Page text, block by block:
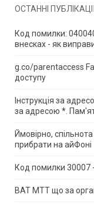
ОСТАННІ ПУБЛІКАЦІЇ
Код помилки:
внесках - як
g.co/parentaccess
доступу
Інструкція за
за адресою *.
Ймовірно,
прибрати на айФоні
Код помилки 30007
ВАТ МТТ що за